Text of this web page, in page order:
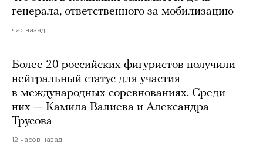
генерала, ответственного за мобилизацию
час назад
Более 20 российских фигуристов получили
нейтральный статус для участия
в международных соревнованиях. Среди
них — Камила Валиева и Александра
Трусова
12 часов назад